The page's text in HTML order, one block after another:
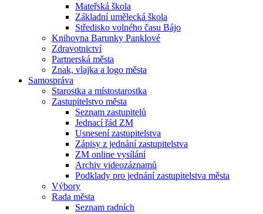
Mateřská škola
Základní umělecká škola
Středisko volného času Bájo
Knihovna Barunky Panklové
Zdravotnictví
Partnerská města
Znak, vlajka a logo města
Samospráva
Starostka a místostarostka
Zastupitelstvo města
Seznam zastupitelů
Jednací řád ZM
Usnesení zastupitelstva
Zápisy z jednání zastupitelstva
ZM online vysílání
Archiv videozáznamů
Podklady pro jednání zastupitelstva města
Výbory
Rada města
Seznam radních